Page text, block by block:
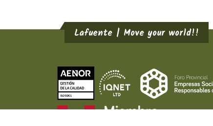
Lafuente | Move your world!!